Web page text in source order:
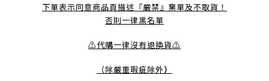
下單表示同意商品頁描述『嚴禁』棄單及不取貨！
否則一律黑名單
⚠️代購一律沒有退換貨⚠️
（除嚴重瑕疵除外）